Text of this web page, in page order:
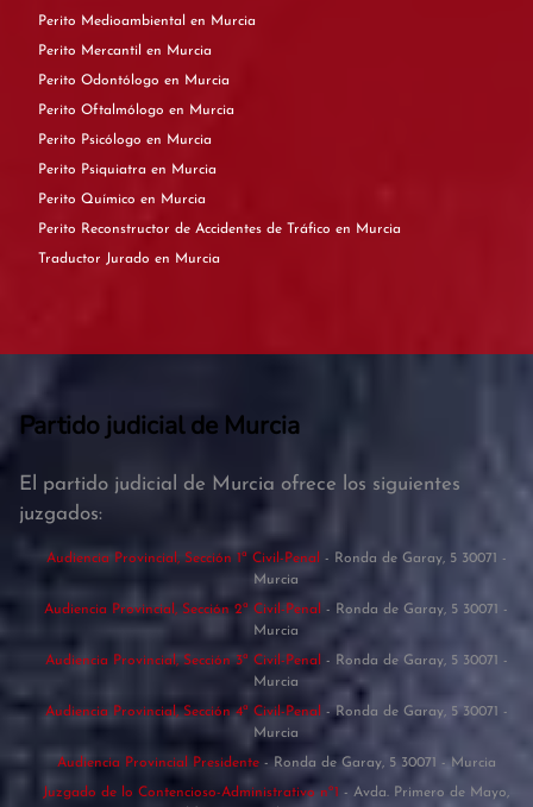
Perito Medioambiental en Murcia
Perito Mercantil en Murcia
Perito Odontólogo en Murcia
Perito Oftalmólogo en Murcia
Perito Psicólogo en Murcia
Perito Psiquiatra en Murcia
Perito Químico en Murcia
Perito Reconstructor de Accidentes de Tráfico en Murcia
Traductor Jurado en Murcia
Partido judicial de Murcia
El partido judicial de Murcia ofrece los siguientes
juzgados:
Audiencia Provincial, Sección 1ª Civil-Penal - Ronda de Garay, 5 30071 -
Murcia
Audiencia Provincial, Sección 2ª Civil-Penal - Ronda de Garay, 5 30071 -
Murcia
Audiencia Provincial, Sección 3ª Civil-Penal - Ronda de Garay, 5 30071 -
Murcia
Audiencia Provincial, Sección 4ª Civil-Penal - Ronda de Garay, 5 30071 -
Murcia
Audiencia Provincial Presidente - Ronda de Garay, 5 30071 - Murcia
Juzgado de lo Contencioso-Administrativo nº1 - Avda. Primero de Mayo,